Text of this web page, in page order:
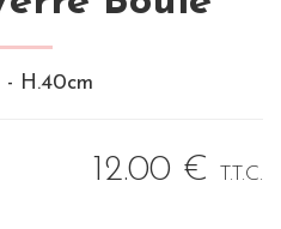
- H.40cm
12.00 € T.T.C.